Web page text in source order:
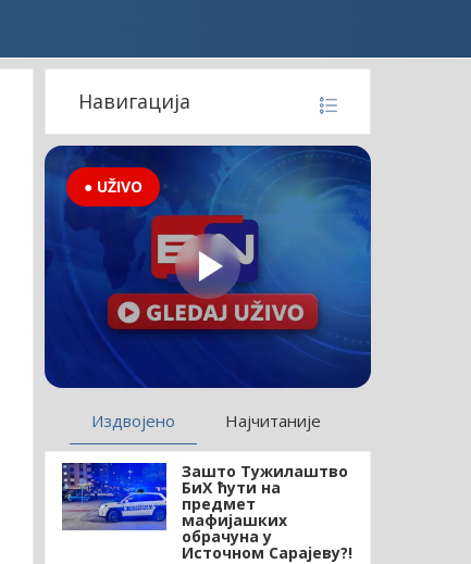
Навигација
● UŽIVO
Издвојено Најчитаније
Зашто Тужилаштво
БиХ ћути на
предмет
мафијашких
обрачуна у
Источном Сарајеву?!